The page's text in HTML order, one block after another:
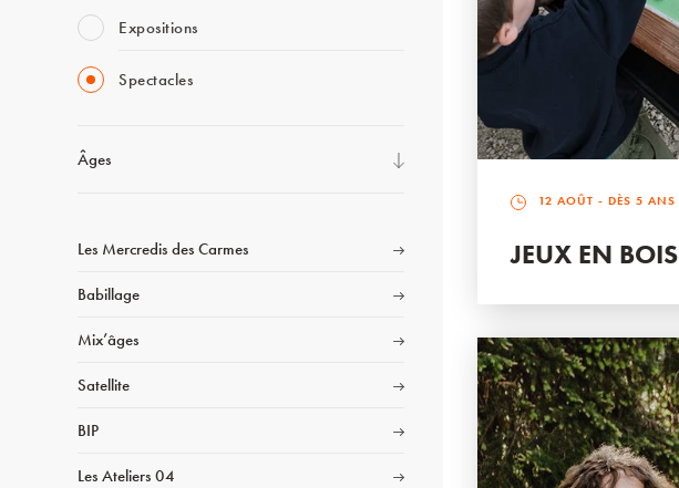
Expositions
Spectacles
Âges
Les Mercredis des Carmes
Babillage
Mix’âges
Satellite
BIP
Les Ateliers 04
12 AOÛT - DÈS 5 ANS
JEUX EN BOIS